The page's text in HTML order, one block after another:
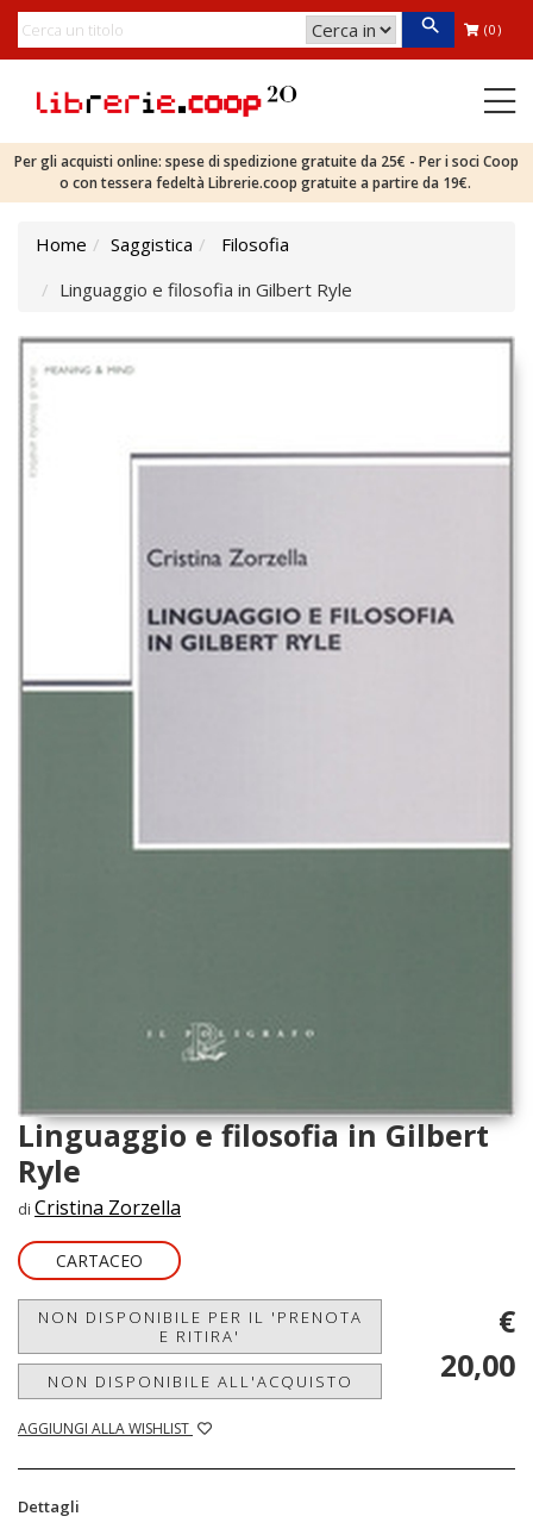
(0)
Per gli acquisti online: spese di spedizione gratuite da 25€ - Per i soci Coop
o con tessera fedeltà Librerie.coop gratuite a partire da 19€.
Home Saggistica
Filosofia
Linguaggio e filosofia in Gilbert Ryle
Linguaggio e filosofia in Gilbert
Ryle
di Cristina Zorzella
CARTACEO
NON DISPONIBILE PER IL 'PRENOTA
E RITIRA'
NON DISPONIBILE ALL'ACQUISTO
AGGIUNGI ALLA WISHLIST
€
20,00
Dettagli